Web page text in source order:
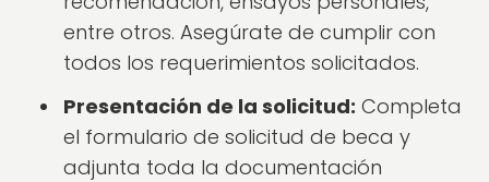
entre otros. Asegúrate de cumplir con
todos los requerimientos solicitados.
Presentación de la solicitud: Completa
el formulario de solicitud de beca y
adjunta toda la documentación